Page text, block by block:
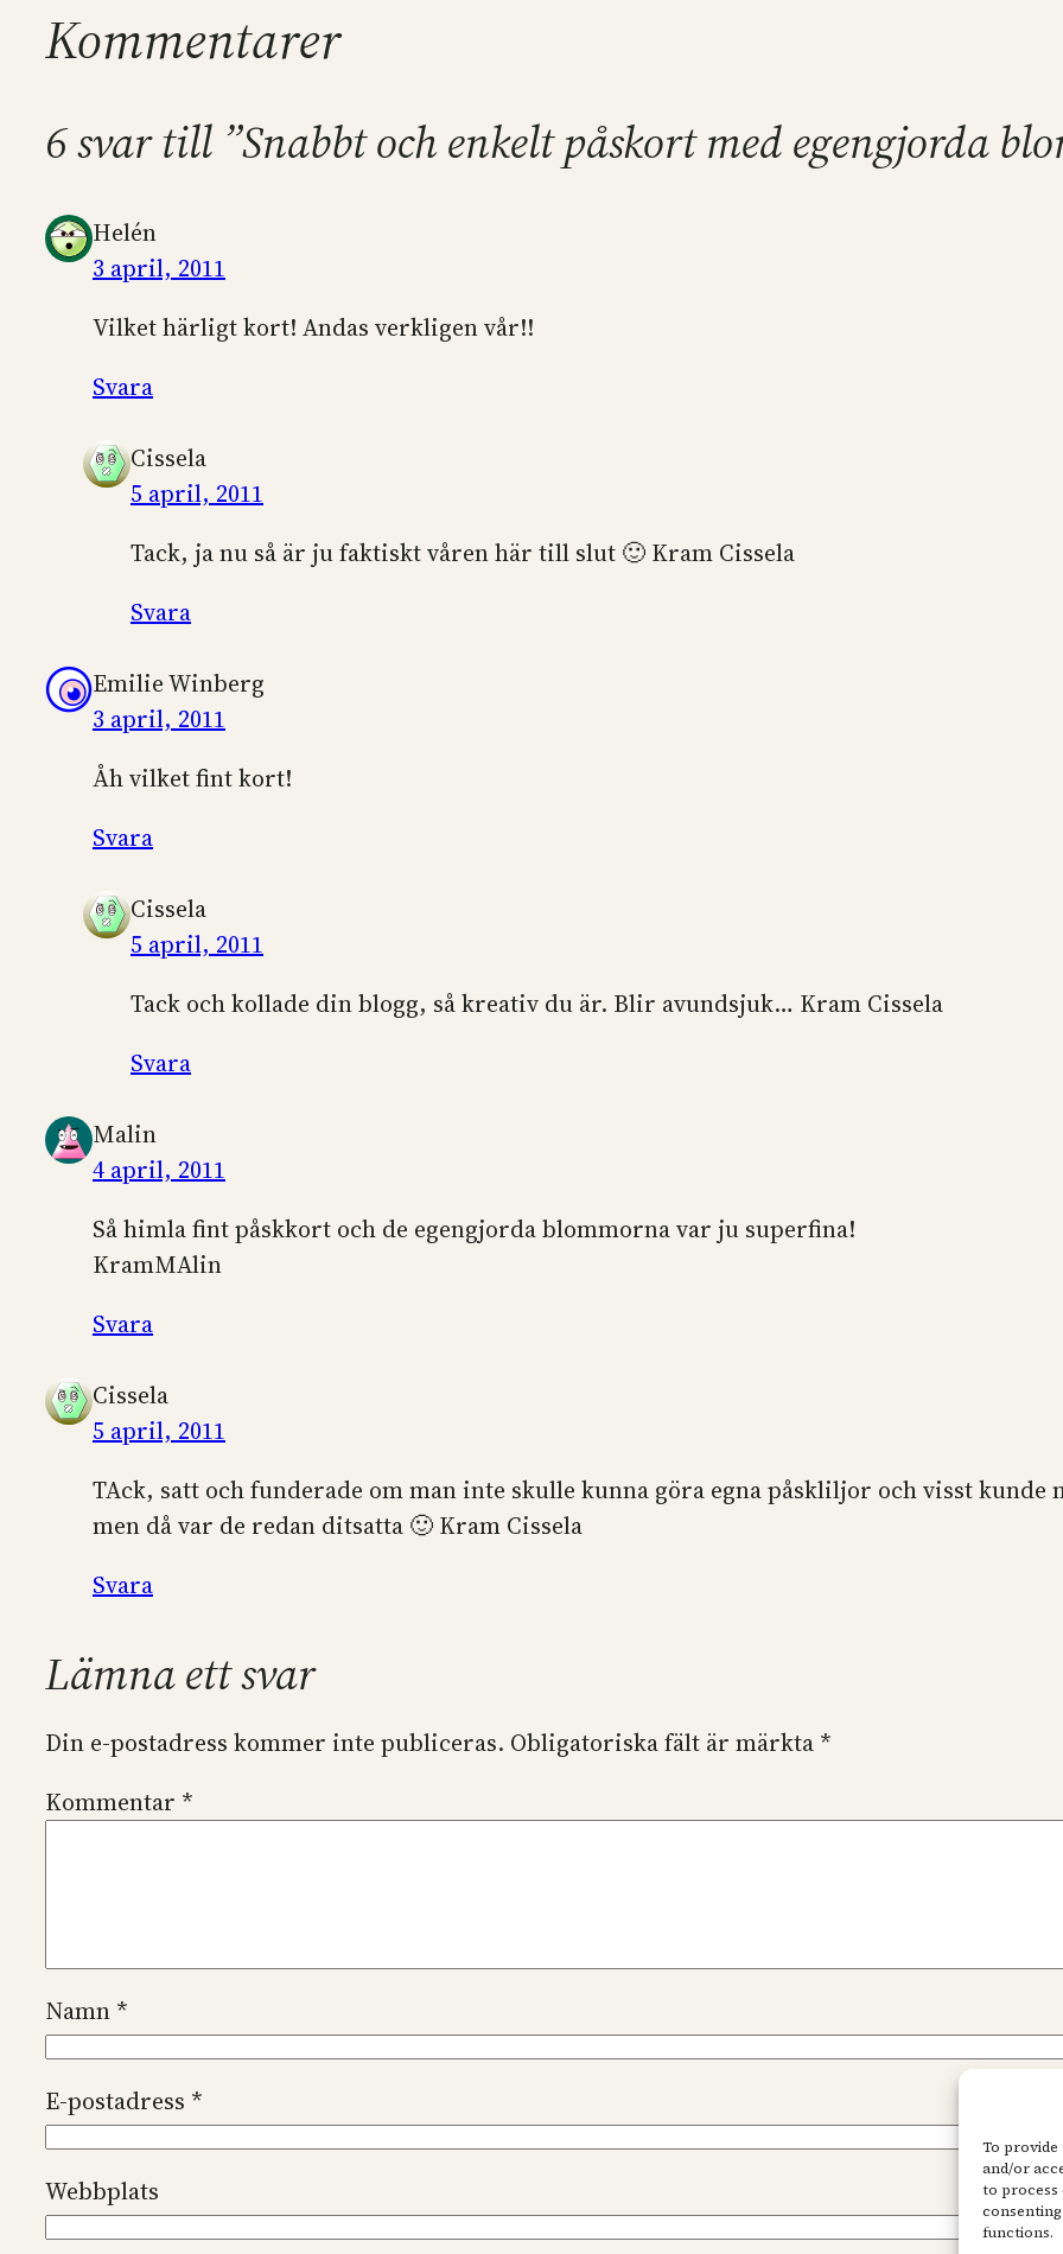
To provide
and/or
to process
functions.
Kommentarer
6 svar till ”Snabbt och enkelt påskort med egengjorda
Helén
3 april, 2011
Vilket härligt kort! Andas verkligen vår!!
Svara
Cissela
5 april, 2011
Tack, ja nu så är ju faktiskt våren här till slut 🙂 Kram Cissela
Svara
Emilie Winberg
3 april, 2011
Åh vilket fint kort!
Svara
Cissela
5 april, 2011
Tack och kollade din blogg, så kreativ du är. Blir avundsjuk… Kram Cissela
Svara
Malin
4 april, 2011
Så himla fint påskkort och de egengjorda blommorna var ju superfina!
KramMAlin
Svara
Cissela
5 april, 2011
TAck, satt och funderade om man inte skulle kunna göra egna påskliljor och visst
men då var de redan ditsatta 🙂 Kram Cissela
Svara
Lämna ett svar
Din e-postadress kommer inte publiceras. Obligatoriska fält är märkta *
Kommentar *
Namn *
E-postadress *
Webbplats